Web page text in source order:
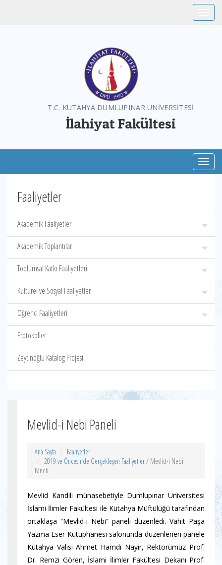
T.C. KÜTAHYA DUMLUPINAR ÜNİVERSİTESİ
İlahiyat Fakültesi
Faaliyetler
Akademik Faaliyetler
Akademik Toplantılar
Toplumsal Katkı Faaliyetleri
Kültürel ve Sosyal Faaliyetler
Öğrenci Faaliyetleri
Protokoller
Zeytinoğlu Katalog Projesi
Mevlid-i Nebi Paneli
Ana Sayfa
Faaliyetler
2019 ve Öncesinde Gerçekleşen Faaliyetler/ Mevlid-i Nebi
Paneli
Mevlid Kandili münasebetiyle Dumlupınar Üniversitesi
İslami İlimler Fakültesi ile Kütahya Müftülüğü tarafından
ortaklaşa “Mevlid-i Nebi” paneli düzenledi. Vahit Paşa
Yazma Eser Kütüphanesi salonunda düzenlenen panele
Kütahya Valisi Ahmet Hamdi Nayir, Rektörümüz Prof.
Dr. Remzi Gören, İslami İlimler Fakültesi Dekanı Prof.